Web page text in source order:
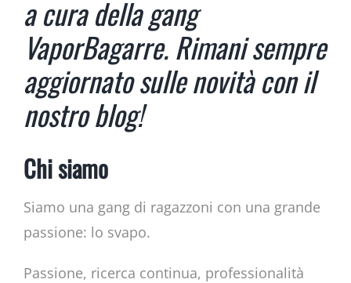
a cura della gang
VaporBagarre.Rimani sempre
aggiornato sulle novità con il
nostro blog!
Chi siamo
Siamo una gang di ragazzoni con una grande
passione: lo svapo.
Passione, ricerca continua, professionalità